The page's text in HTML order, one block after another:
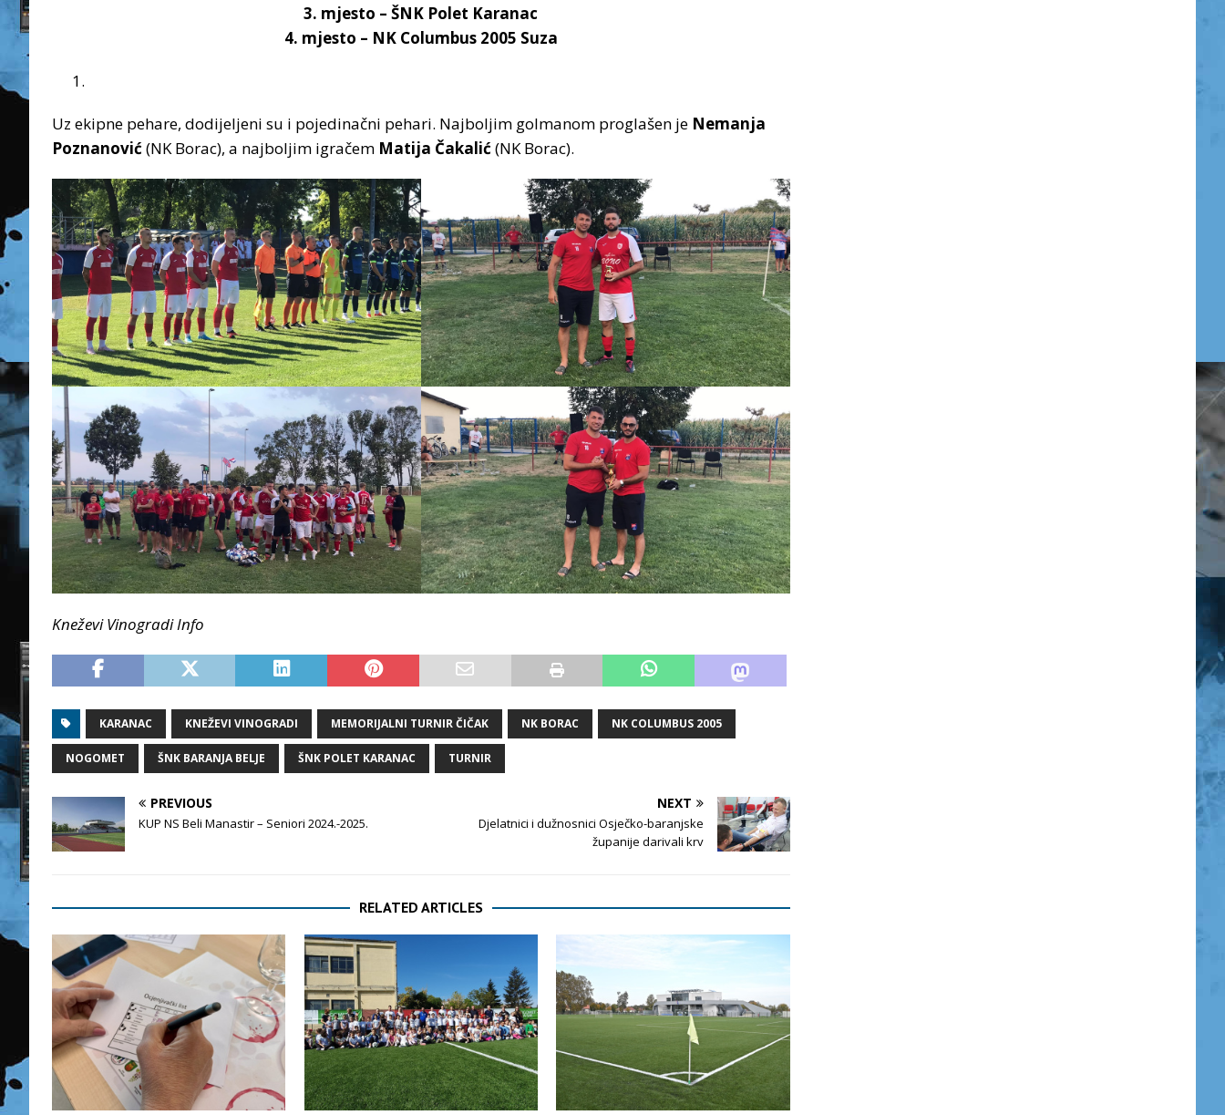
3. mjesto – ŠNK Polet Karanac
4. mjesto – NK Columbus 2005 Suza
Uz ekipne pehare, dodijeljeni su i pojedinačni pehari. Najboljim golmanom proglašen je Nemanja
Poznanović (NK Borac), a najboljim igračem Matija Čakalić (NK Borac).
Kneževi Vinogradi Info
KARANAC KNEŽEVI VINOGRADI MEMORIJALNI TURNIR ČIČAK NK BORAC NK COLUMBUS 2005
NOGOMET ŠNK BARANJA BELJE ŠNK POLET KARANAC TURNIR
PREVIOUS
KUP NS Beli Manastir – Seniori 2024.-2025.
NEXT
Djelatnici i dužnosnici Osječko-baranjske
županije darivali krv
RELATED ARTICLES